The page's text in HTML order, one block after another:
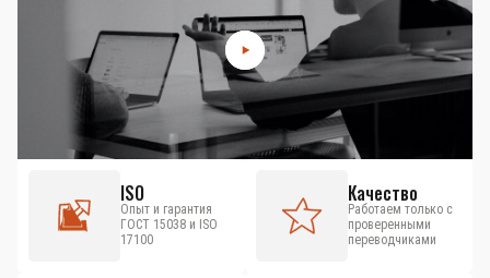
ISO
Опыт и гарантия
ГОСТ 15038 и ISO
17100
Качество
Работаем только с
проверенными
переводчиками